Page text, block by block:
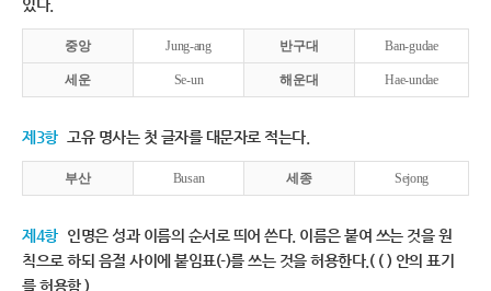
있다.
중앙 Jung-ang 반구대 Ban-gudae
세운 Se-un 해운대 Hae-undae
제3항 고유 명사는 첫 글자를 대문자로 적는다.
부산 Busan 세종 Sejong
제4항 인명은 성과 이름의 순서로 띄어 쓴다. 이름은 붙여 쓰는 것을 원
칙으로 하되 음절 사이에 붙임표(-)를 쓰는 것을 허용한다.( ( ) 안의 표기
를 허용함.)